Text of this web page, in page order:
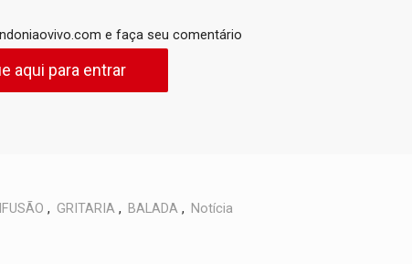
e faça seu comentário
aqui para entrar
, GRITARIA , BALADA , Notícia